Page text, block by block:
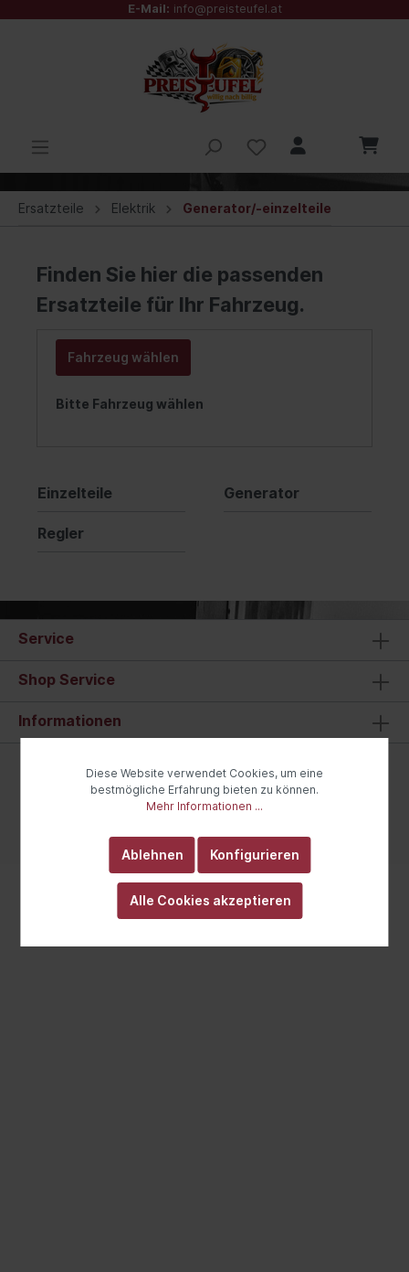
E-Mail: info@preisteufel.at
Ersatzteile Elektrik Generator/-einzelteile
Finden Sie hier die passenden
Ersatzteile für Ihr Fahrzeug.
Fahrzeug wählen
Bitte Fahrzeug wählen
Einzelteile Generator
Regler
Service
Shop Service
Informationen
* Alle Preise inkl. gesetzl. Mehrwertsteuer zzgl.
Versandkostenund ggf. Nachnahmegebühren, wenn nicht
anders angegeben.
Realisiert mit Cutvert GmbH
Diese Website verwendet Cookies, um eine
bestmögliche Erfahrung bieten zu können.
Mehr Informationen ...
Ablehnen Konfigurieren
Alle Cookies akzeptieren